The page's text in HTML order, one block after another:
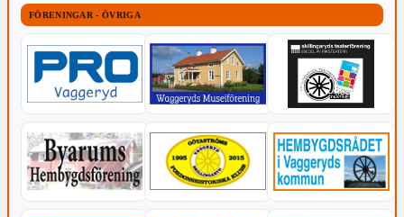
FÖRENINGAR - ÖVRIGA